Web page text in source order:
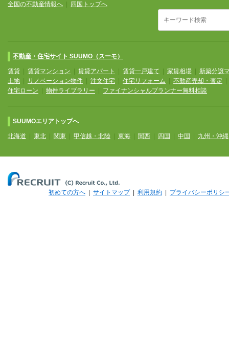
全国の不動産情報へ 四国トップへ
不動産・住宅サイト SUUMO（スーモ）
賃貸 賃貸マンション 賃貸アパート 賃貸一戸建て 家賃相場
新築分譲
土地
リノベーション物件 注文住宅 住宅リフォーム 不動産売却・査定
住宅ローン
物件ライブラリー ファイナンシャルプランナー無料相談
SUUMOエリアトップへ
北海道 東北 関東 甲信越・北陸 東海 関西 四国 中国 九州・沖縄
初めての方へ サイトマップ| 利用規約 プライバシーポリシ